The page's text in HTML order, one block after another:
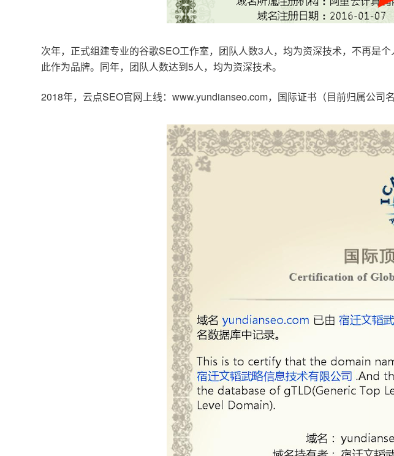
次年，正式组建专业的谷歌SEO工作室，团队人数3人，均为资深技术，不再是
此作为品牌。同年，团队人数达到5人，均为资深技术。
2018年，云点SEO官网上线：www.yundianseo.com，国际证书（目前归属公司名